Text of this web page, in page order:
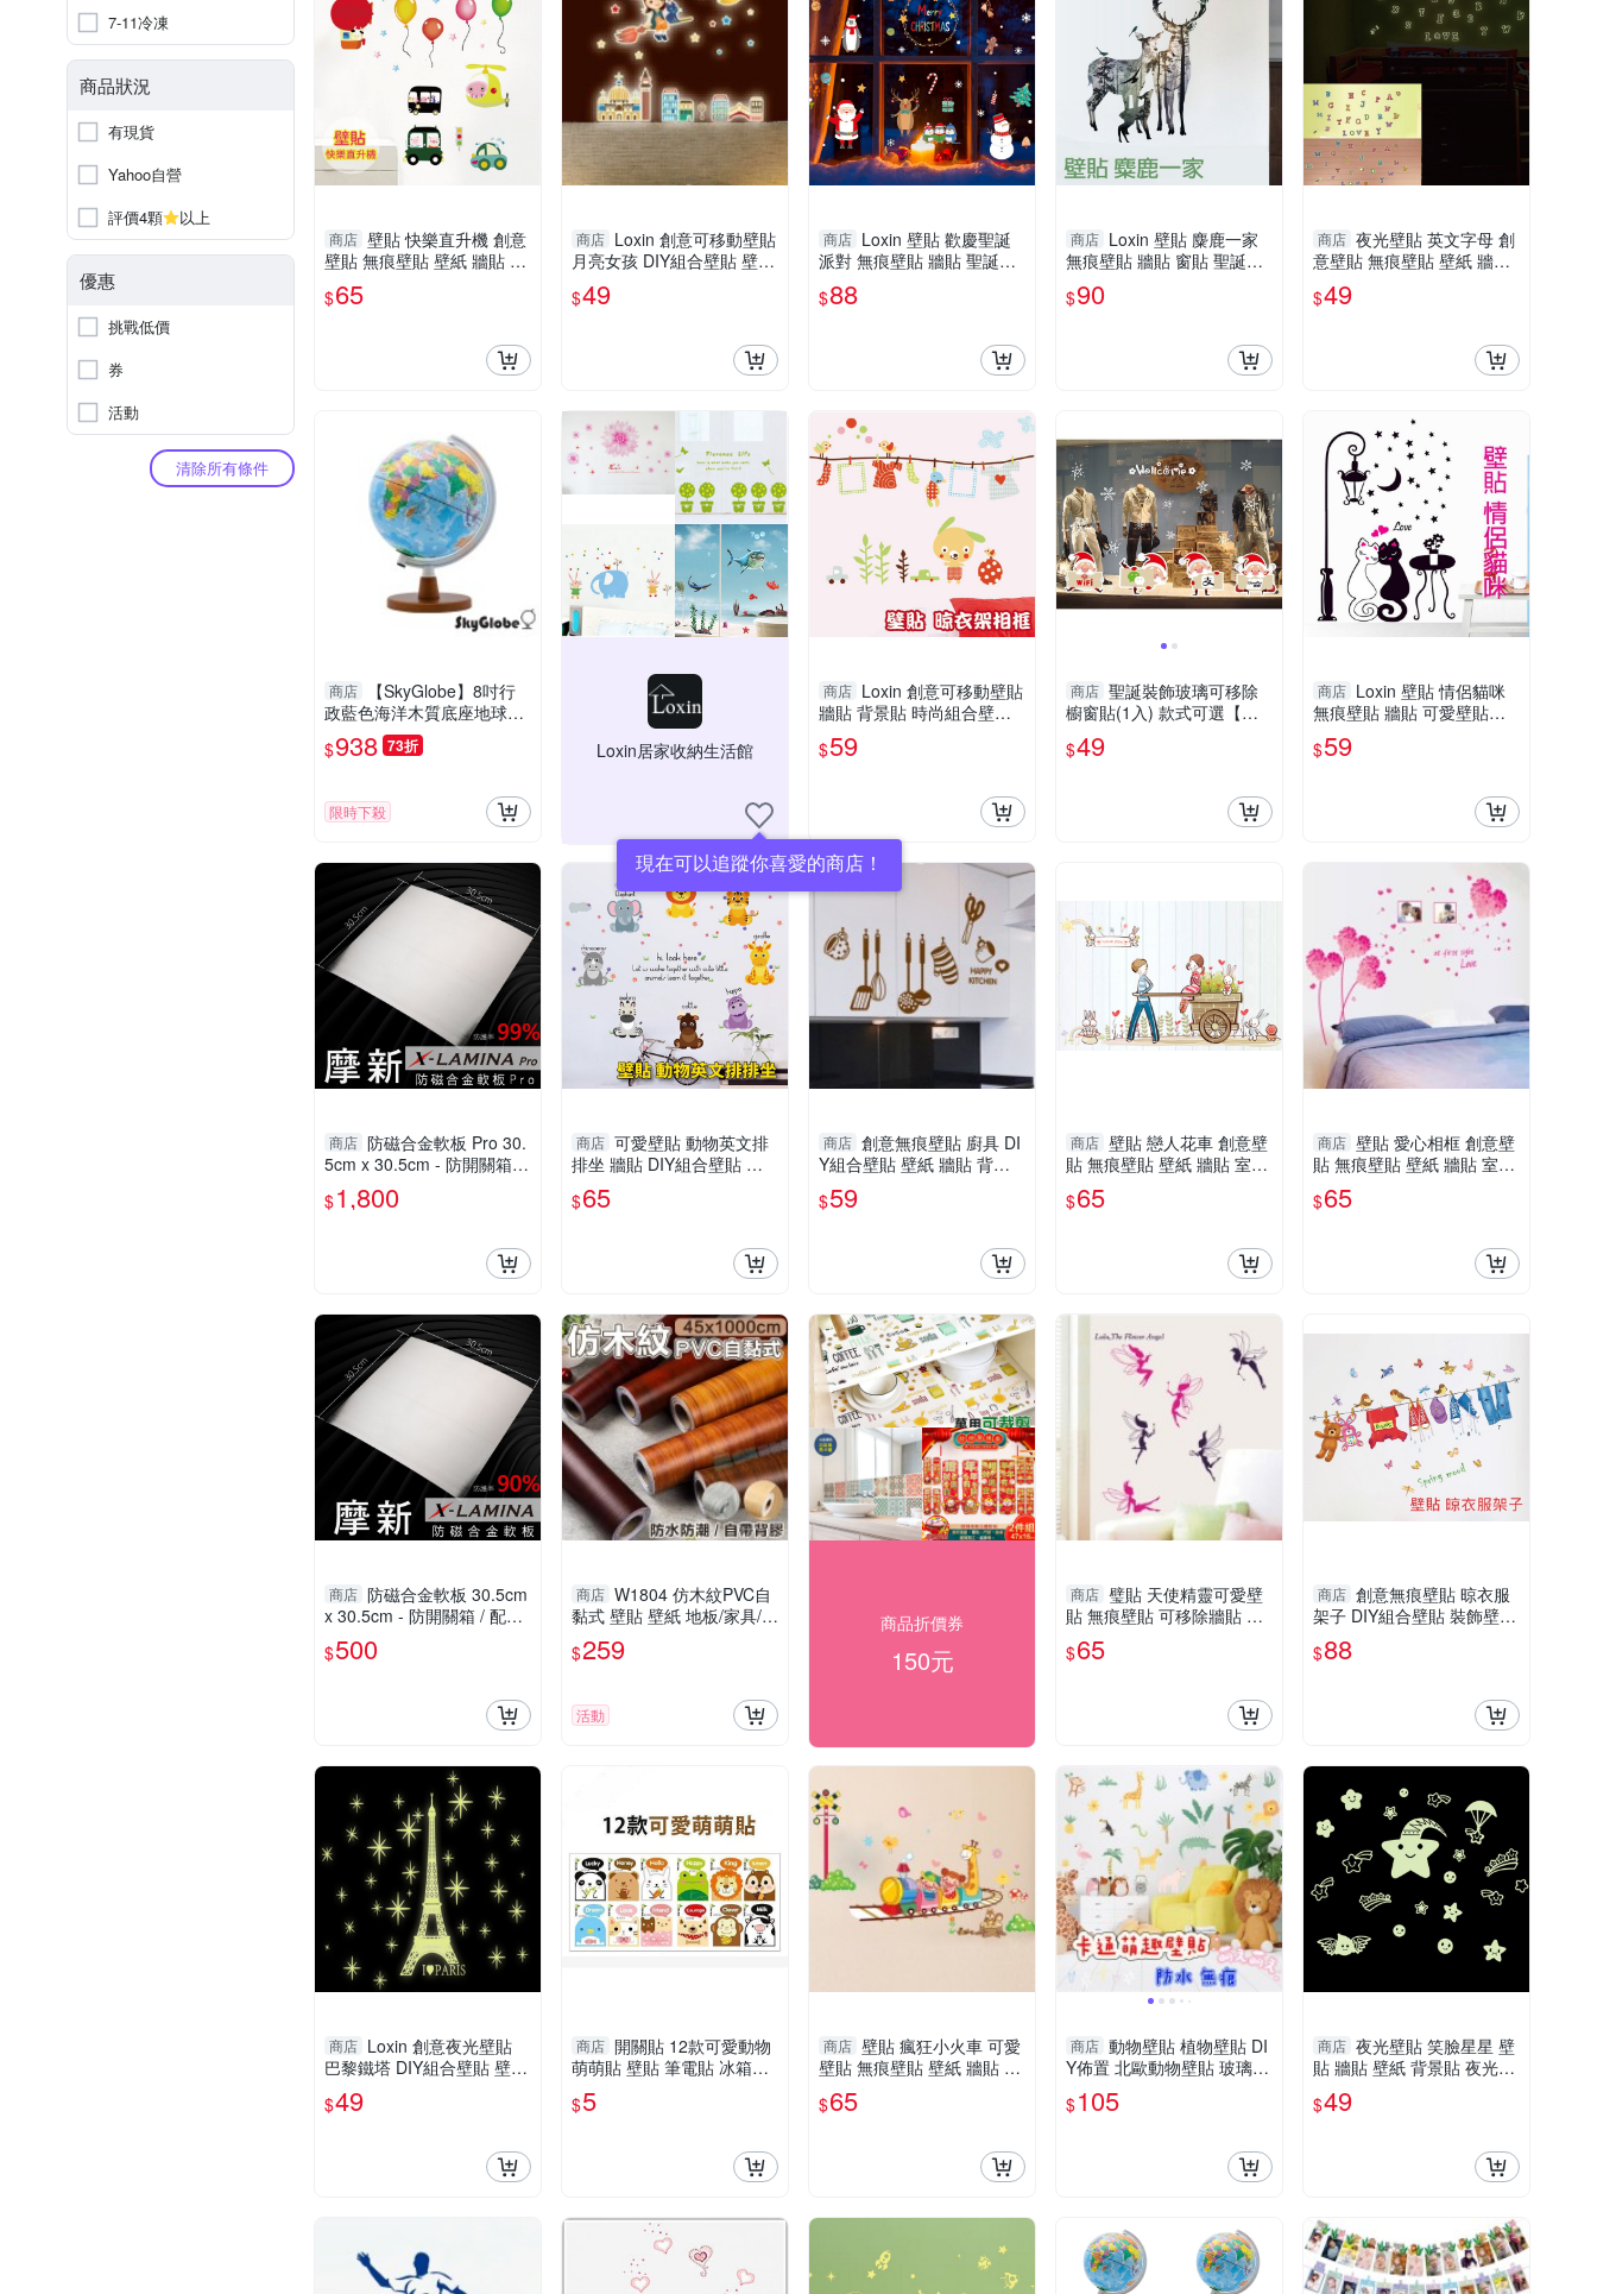
7-11冷凍
商品狀況
有現貨
Yahoo自營
評價4顆
以上
優惠
挑戰低價
券
活動
清除所有條件
商店 壁貼 快樂直升機 創意
壁貼 無痕壁貼 壁紙 牆貼 室
內設計 裝潢 兒童房佈置設
計 Loxin
$65
商店 Loxin 創意可移動壁貼
月亮女孩 DIY組合壁貼 壁紙
牆貼 背景貼
$49
商店 Loxin 壁貼 歡慶聖誕
派對 無痕壁貼 牆貼 聖誕節
布置 店面佈置 櫥窗
$88
商店 Loxin 壁貼 麋鹿一家
無痕壁貼 牆貼 窗貼 聖誕節
布置【SF1720】
$90
商店 夜光壁貼 英文字母 創
意壁貼 無痕壁貼 壁紙 牆貼
室內設計 裝潢 Loxin
$49
商店
【SkyGlobe】8吋行
政藍色海洋木質底座地球儀
(附燈/中英文對照)
$938 73折
限時下殺
Loxin居家收納生活館
商店 Loxin 創意可移動壁貼
牆貼 背景貼 時尚組合壁貼
樹 璧貼 磁磚貼 晾衣架相框
$59
商店 聖誕裝飾玻璃可移除
櫥窗貼(1入) 款式可選【小
三美日】
$49
商店 Loxin 壁貼 情侶貓咪
無痕壁貼 牆貼 可愛壁貼紙
背景貼 壁紙
$59
商店 防磁合金軟板 Pro 30.
5cm x 30.5cm - 防開關箱 /
配電盤 / 家電 / 冰箱 / 冷氣
室外機等 低頻電磁波
$1,800
商店 可愛壁貼 動物英文排
排坐 牆貼 DIY組合壁貼 壁
紙 背景貼
$65
商店 創意無痕壁貼 廚具 DI
Y組合壁貼 壁紙 牆貼 背景
貼 Loxin
$59
商店 壁貼 戀人花車 創意壁
貼 無痕壁貼 壁紙 牆貼 室內
設計 裝潢 Loxin
$65
商店 壁貼 愛心相框 創意壁
貼 無痕壁貼 壁紙 牆貼 室內
設計 裝潢 Loxin
$65
商店 防磁合金軟板 30.5cm
x 30.5cm - 防開關箱 / 配電
盤 / 家電 / 冰箱 / 冷氣室外
機等 低頻電磁波
$500
商店 W1804 仿木紋PVC自
黏式 壁貼 壁紙 地板/家具/櫥
櫃/ 地板貼紙 防水材質 (1捲
=45x1000公分)
$259
活動
商品折價券
150元
商店 璧貼 天使精靈可愛壁
貼 無痕壁貼 可移除牆貼 牆
壁貼紙 兒童房佈置 Loxin
$65
商店 創意無痕壁貼 晾衣服
架子 DIY組合壁貼 裝飾壁貼
牆貼 背景貼 壁貼紙
$88
商店 Loxin 創意夜光壁貼
巴黎鐵塔 DIY組合壁貼 壁紙
牆貼 背景貼 夜光貼
$49
商店 開關貼 12款可愛動物
萌萌貼 壁貼 筆電貼 冰箱貼
(單張) Loxin
$5
商店 壁貼 瘋狂小火車 可愛
壁貼 無痕壁貼 壁紙 牆貼 室
內設計 裝潢 Loxin
$65
商店 動物壁貼 植物壁貼 DI
Y佈置 北歐動物壁貼 玻璃貼
紙 防水 無痕壁貼 房間壁貼
$105
商店 夜光壁貼 笑臉星星 壁
貼 牆貼 壁紙 背景貼 夜光貼
Loxin
$49